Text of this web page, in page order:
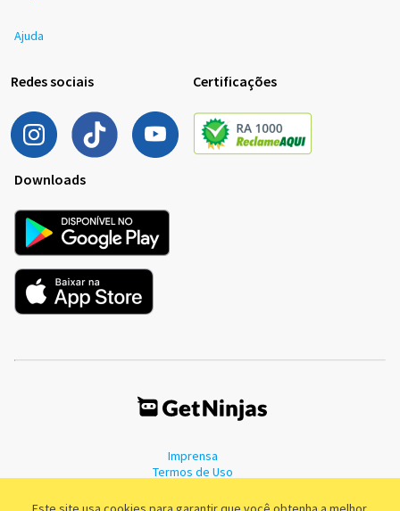
Ajuda
Redes sociais Certificações
Downloads
Imprensa
Termos de Uso